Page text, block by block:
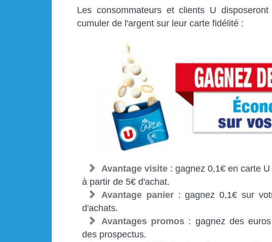
Les consommateurs et clients U
cumuler de l'argent sur leur carte fidélité :
Avantage visite : gagnez 0,1€ en carte
à partir de 5€ d'achat.
Avantage panier: gagnez 0,1€ sur
d'achats.
Avantages promos : gagnez des
des prospectus.